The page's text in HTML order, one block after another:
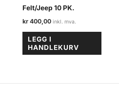
Felt/Jeep 10 PK.
kr 400,00
LEGG I
HANDLEKURV